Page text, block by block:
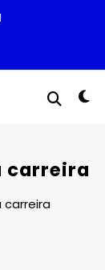
carreira
carreira